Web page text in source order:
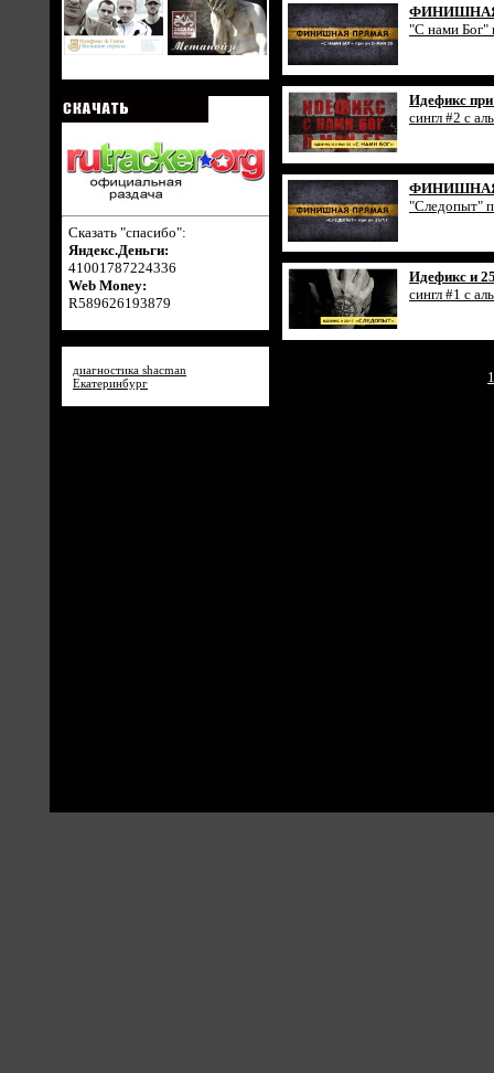
Сказать "спасибо":
Яндекс.Деньги:
41001787224336
Web Money:
R589626193879
диагностика shacman
Екатеринбург
"С нами Бог"
Идефикс
сингл #2 с
"Следопыт"
Идефикс и
сингл #1 с
1